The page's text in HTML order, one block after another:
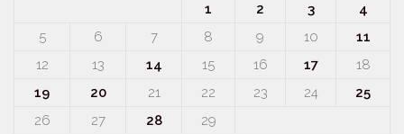
1
2 3
4
5
6 7 8 9 10
11
12
13 14 15 16 17
18
19
20 21 22 23 24
25
26
27 28
29